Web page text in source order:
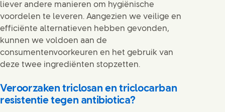
liever andere manieren om hygiënische
voordelen te leveren. Aangezien we veilige en
efficiënte alternatieven hebben gevonden,
kunnen we voldoen aan de
consumentenvoorkeuren en het gebruik van
deze twee ingrediënten stopzetten.
Veroorzaken triclosan en triclocarban
resistentie tegen antibiotica?